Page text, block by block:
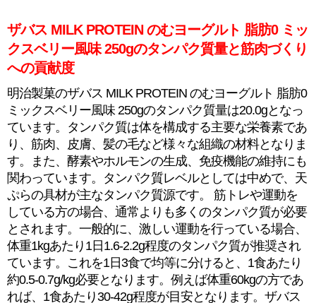
ザバス MILK PROTEIN のむヨーグルト 脂肪0 ミッ
クスベリー風味 250gのタンパク質量と筋肉づくり
への貢献度
明治製菓のザバス MILK PROTEIN のむヨーグルト 脂肪0
ミックスベリー風味 250gのタンパク質量は20.0gとなっ
ています。タンパク質は体を構成する主要な栄養素であ
り、筋肉、皮膚、髪の毛など様々な組織の材料となりま
す。また、酵素やホルモンの生成、免疫機能の維持にも
関わっています。タンパク質レベルとしては中めで、天
ぷらの具材が主なタンパク質源です。 筋トレや運動を
している方の場合、通常よりも多くのタンパク質が必要
とされます。一般的に、激しい運動を行っている場合、
体重1kgあたり1日1.6-2.2g程度のタンパク質が推奨され
ています。これを1日3食で均等に分けると、1食あたり
約0.5-0.7g/kg必要となります。例えば体重60kgの方であ
れば、1食あたり30-42g程度が目安となります。ザバス